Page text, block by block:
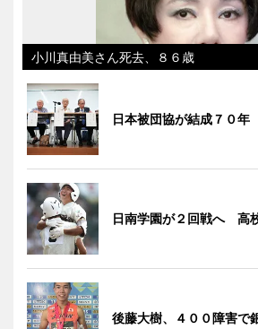
小川真由美さん死去、８６歳
日本被団協が結成７０年
日南学園が２回戦へ 高
後藤大樹、４００障害で